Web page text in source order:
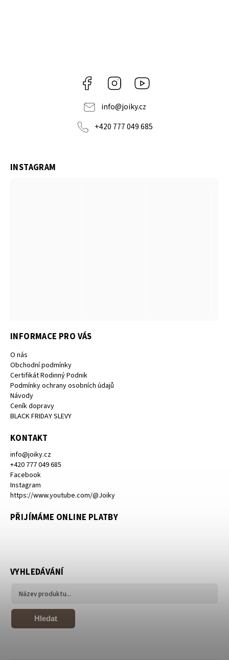
Facebook Instagram
info@joiky.cz
+420 777 049 685
INFORMACE PRO VÁS
O nás
Obchodní podmínky
Certifikát Rodinný Podnik
Podmínky ochrany osobních údajů
Návody
Ceník dopravy
BLACK FRIDAY SLEVY
KONTAKT
info@joiky.cz
+420 777 049 685
Facebook
Instagram
https://www.youtube.com/@Joiky
PŘIJÍMÁME ONLINE PLATBY
INSTAGRAM
VYHLEDÁVÁNÍ
Hledat